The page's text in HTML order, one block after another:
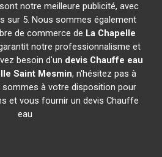
notre meilleure publicité, avec
sur 5. Nous sommes également
de commerce de La Chapelle
notre professionnalisme et
besoin d'un devis Chauffe eau
Saint Mesmin, n'hésitez pas à
à votre disposition pour
et vous fournir un devis Chauffe
eau